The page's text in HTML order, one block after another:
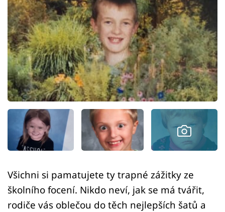
Virály
Sex a vztahy
Videa
Sledujte prima+
Přihlášení
Sledujte nás
Všichni si pamatujete ty trapné zážitky ze
školního focení. Nikdo neví, jak se má tvářit,
rodiče vás oblečou do těch nejlepších šatů a